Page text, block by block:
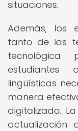
situaciones.
Además, los
tanto de las
tecnológica
estudiantes
lingüísticas
manera
digitalizado.
actualización